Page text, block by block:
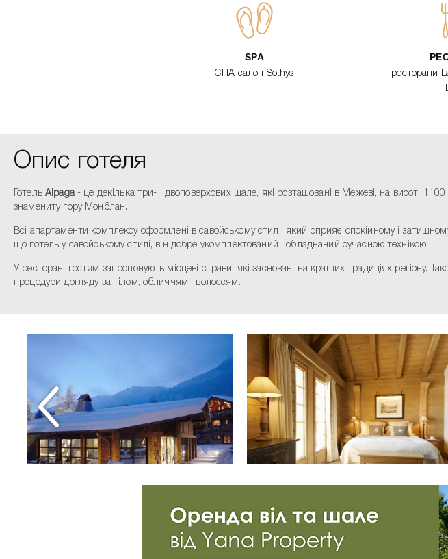
SPA
СПА-салон Sothys
ресторани
Опис готеля
Готель Alpaga- це декілька три- і двоповерхових шале, які розташовані в Межеві, на висоті
знамениту гору Монблан.
Всі апартаменти комплексу оформлені в савойському стилі, який сприяє спокійному і
що готель у савойському стилі, він добре укомплектований і обладнаний сучасною технікою.
У ресторані гостям запропонують місцеві страви, які засновані на кращих традиціях
процедури догляду за тілом, обличчям і волоссям.